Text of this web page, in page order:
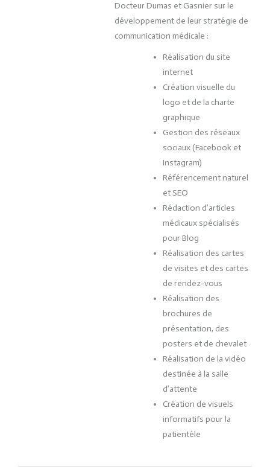
Docteur Dumas et Gasnier sur le
développement de leur stratégie de
communication médicale :
Réalisation du site
internet
Création visuelle du
logo et de la charte
graphique
Gestion des réseaux
sociaux (Facebook et
Instagram)
Référencement naturel
et SEO
Rédaction d’articles
médicaux spécialisés
pour Blog
Réalisation des cartes
de visites et des cartes
de rendez-vous
Réalisation des
brochures de
présentation, des
posters et de chevalet
Réalisation de la vidéo
destinée à la salle
d’attente
Création de visuels
informatifs pour la
patientèle